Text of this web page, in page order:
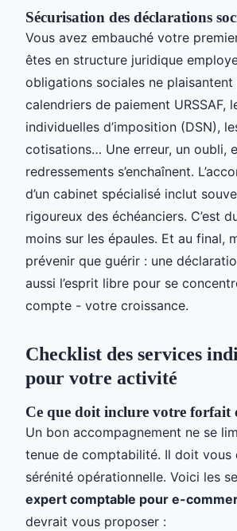
Sécurisation des déclarations
Vous avez embauché votre
êtes en structure juridique
obligations sociales ne plaisantent
calendriers de paiement URSSAF,
individuelles d’imposition (DSN),
cotisations… Une erreur, un oubli,
redressements s’enchaînent.
d’un cabinet spécialisé inclut
rigoureux des échéanciers. C’est
moins sur les épaules. Et au final,
prévenir que guérir : une
aussi l’esprit libre pour se
compte - votre croissance.
Checklist des services
pour votre activité
Ce que doit inclure votre forfait
Un bon accompagnement ne se
tenue de comptabilité. Il doit vous
sérénité opérationnelle. Voici les
expert comptable pour e-
devrait vous proposer :